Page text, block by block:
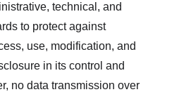
technical, and
to protect against
use, modification, and
in its control and
no data transmission over